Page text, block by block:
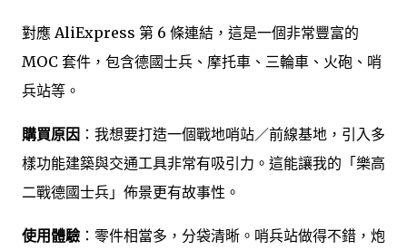
對應 AliExpress 第 6 條連結，這是一個非常豐富的
MOC 套件，包含德國士兵、摩托車、三輪車、火砲、哨
兵站等。
購買原因 ：我想要打造一個戰地哨站／前線基地，引入多
樣功能建築與交通工具非常有吸引力。這能讓我的「樂高
二戰德國士兵」佈景更有故事性。
使用體驗 ：零件相當多，分袋清晰。哨兵站做得不錯，炮